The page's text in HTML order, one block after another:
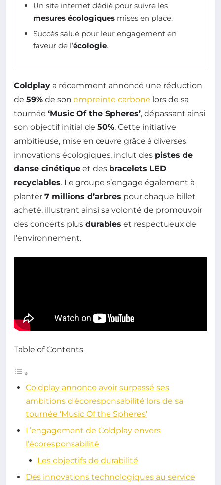
Un site internet dédié pour suivre les
mesures écologiques mises en place.
Succès salué pour leur engagement en
faveur de l’écologie.
Coldplay a récemment annoncé une réduction
de 59% de son empreinte carbone lors de sa
tournée ‘Music Of the Spheres’, dépassant ainsi
son objectif initial de 50%. Cette initiative
ambitieuse, mise en œuvre grâce à diverses
innovations écologiques, inclut des pistes de
danse cinétique et des bracelets LED
recyclables. Le groupe s’engage également à
planter 7 millions d’arbres pour chaque billet
acheté, illustrant ainsi sa volonté de promouvoir
des concerts plus durables et respectueux de
l’environnement.
Table of Contents
Coldplay annonce avoir surpassé ses
ambitions d’écoresponsabilité lors de sa
tournée ‘Music Of the Spheres’
L’engagement de Coldplay envers
l’écoresponsabilité
Les objectifs de durabilité
Des innovations technologiques au service